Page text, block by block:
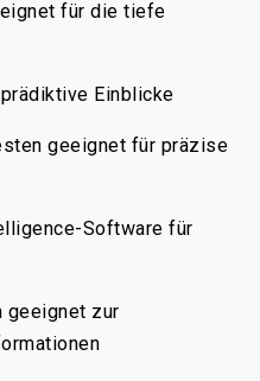
für die tiefe
Einblicke
geeignet für präzise
Software für
geeignet zur